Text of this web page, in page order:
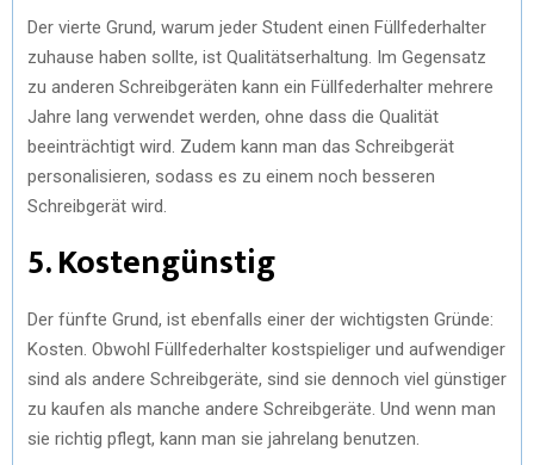
Der vierte Grund, warum jeder Student einen Füllfederhalter
zuhause haben sollte, ist Qualitätserhaltung. Im Gegensatz
zu anderen Schreibgeräten kann ein Füllfederhalter mehrere
Jahre lang verwendet werden, ohne dass die Qualität
beeinträchtigt wird. Zudem kann man das Schreibgerät
personalisieren, sodass es zu einem noch besseren
Schreibgerät wird.
5. Kostengünstig
Der fünfte Grund, ist ebenfalls einer der wichtigsten Gründe:
Kosten. Obwohl Füllfederhalter kostspieliger und aufwendiger
sind als andere Schreibgeräte, sind sie dennoch viel günstiger
zu kaufen als manche andere Schreibgeräte. Und wenn man
sie richtig pflegt, kann man sie jahrelang benutzen.